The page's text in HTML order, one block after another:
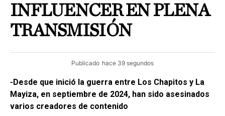
INFLUENCER EN PLENA
TRANSMISIÓN
Publicado hace 39 segundos
-Desde que inició la guerra entre Los Chapitos y La
Mayiza, en septiembre de 2024, han sido asesinados
varios creadores de contenido